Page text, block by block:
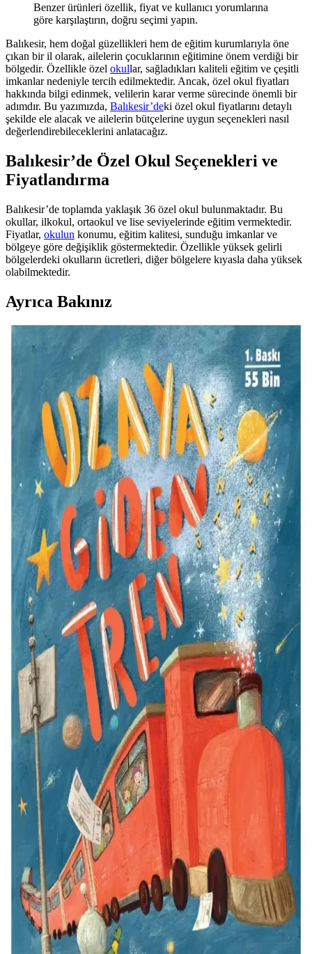
Benzer ürünleri özellik, fiyat ve kullanıcı yorumlarına
göre karşılaştırın, doğru seçimi yapın.
Balıkesir, hem doğal güzellikleri hem de eğitim kurumlarıyla öne
çıkan bir il olarak, ailelerin çocuklarının eğitimine önem verdiği bir
bölgedir. Özellikle özel okullar, sağladıkları kaliteli eğitim ve çeşitli
imkanlar nedeniyle tercih edilmektedir. Ancak, özel okul fiyatları
hakkında bilgi edinmek, velilerin karar verme sürecinde önemli bir
adımdır. Bu yazımızda, Balıkesir’deki özel okul fiyatlarını detaylı
şekilde ele alacak ve ailelerin bütçelerine uygun seçenekleri nasıl
değerlendirebileceklerini anlatacağız.
Balıkesir’de Özel Okul Seçenekleri ve
Fiyatlandırma
Balıkesir’de toplamda yaklaşık 36 özel okul bulunmaktadır. Bu
okullar, ilkokul, ortaokul ve lise seviyelerinde eğitim vermektedir.
Fiyatlar, okulun konumu, eğitim kalitesi, sunduğu imkanlar ve
bölgeye göre değişiklik göstermektedir. Özellikle yüksek gelirli
bölgelerdeki okulların ücretleri, diğer bölgelere kıyasla daha yüksek
olabilmektedir.
Ayrıca Bakınız
Ekonomik Gebelik ve Bebek Bakımı İçin Temel
İhtiyaçlar ve Tasarruf Yöntemleri
Gebelik ve bebek bakımında bütçe dostu yöntemler, temel
ihtiyaçların önceliklendirilmesi, ikinci el ürünlerin kullanımı ve bez
masraflarını azaltma stratejileri ele alınmaktadır.
Copy Mate A4 Fotokopi Kağıdı 75g 2500 Adet Ofis
ve Eğitim İçin Güvenilir Çözüm
Copy Mate A4 fotokopi kağıdı, 75 gramlık yapısı ve 2500 adetlik
paketiyle yüksek kalite, dayanıklılık ve ekonomik çözüm sunar, ofis
ve eğitim ihtiyaçlarınızı karşılar.
Brasil'de CFOP 6912 Kodu ile Geçici Ürün
Gösterimi ve Sevkiyat İşlemleri
CFOP 6912, Brasil'de ürünlerin geçici gösterim, sergi veya eğitim
amaçlı sevkiyatını tanımlar, vergi ve yasal düzenlemelerle uyumlu
kullanımı önemlidir.
Z Peçete Nedir ve Günlük Yaşamda Kullanım
Alanları Hakkında Detaylı Bilgi
Z peçete, çocuklar için eğitim ve eğlence amaçlı, üzerinde 'Z' harfi
bulunan peçeteler ile temizlik ve hijyen ürünleri arasında yer alır.
Farklı tasarım ve özellikleriyle çeşitli kullanım alanlarına sahiptir.
Otizmli Bireyler İçin Yemek Pişirme: İlk Deneme,
Güvenlik ve Pratik Öneriler
Otizmli bireylerin yemek pişirme sürecinde karşılaştığı zorluklar,
güvenlik önlemleri ve pratik öneriler ele alınarak ilk denemede
başarı sağlama yolları anlatılıyor.
Güvenilir Laboratuvar Mikroskop Lamel Setleri:
Özellikleri ve Kullanım Alanları
Kaliteli laboratuvar lamel setleri, yüksek çözünürlük ve dayanıklılık
sağlayarak mikroskop kullanımını optimize eder. Farklı boyut ve
şekillerdeki lameller, çeşitli araştırma ve tıbbi uygulamalara
uygundur.
OEM Acil Durum Düdüğü ve Povit Ipli Düdük
Karşılaştırması: Hangi Ürün Sizin İçin Uygun